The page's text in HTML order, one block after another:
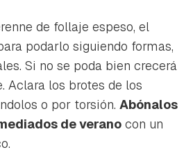
de follaje espeso, el
podarlo siguiendo formas,
Si no se poda bien crecerá
Aclara los brotes de los
o por torsión. Abónalos
de verano con un